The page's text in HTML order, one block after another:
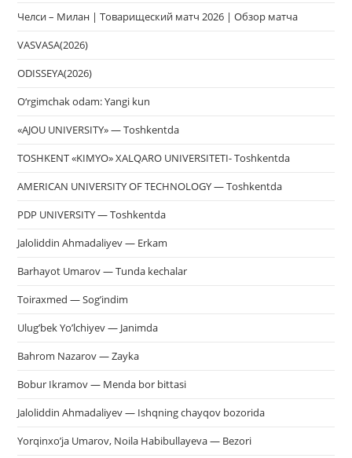
Челси – Милан | Товарищеский матч 2026 | Обзор матча
VASVASA(2026)
ODISSEYA(2026)
O‘rgimchak odam: Yangi kun
«AJOU UNIVERSITY» — Toshkentda
TOSHKENT «KIMYO» XALQARO UNIVERSITETI- Toshkentda
AMERICAN UNIVERSITY OF TECHNOLOGY — Toshkentda
PDP UNIVERSITY — Toshkentda
Jaloliddin Ahmadaliyev — Erkam
Barhayot Umarov — Tunda kechalar
Toiraxmed — Sog’indim
Ulug’bek Yo’lchiyev — Janimda
Bahrom Nazarov — Zayka
Bobur Ikramov — Menda bor bittasi
Jaloliddin Ahmadaliyev — Ishqning chayqov bozorida
Yorqinxo’ja Umarov, Noila Habibullayeva — Bezori